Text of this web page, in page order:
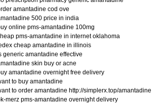
amantadine cod ove
500 price in india
online pms-amantadine 100mg
pms-amantadine in internet oklahoma
cheap amantadine in illinois
generic amantadine effective
skin buy or acne
amantadine overnight free delivery
to buy amantadine
to order amantadine http://simplerx.top/amantadine
merz pms-amantadine overnight delivery